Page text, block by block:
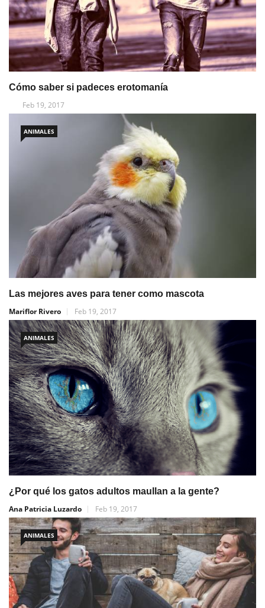
Cómo saber si padeces erotomanía
Feb 19, 2017
ANIMALES
Las mejores aves para tener como mascota
Mariflor Rivero
Feb 19, 2017
ANIMALES
¿Por qué los gatos adultos maullan a la gente?
Ana Patricia Luzardo
Feb 19, 2017
ANIMALES